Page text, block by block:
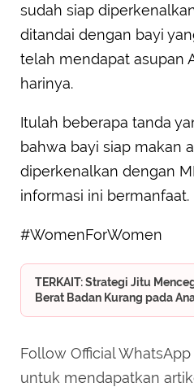
sudah siap
ditandai dengan bayi
telah mendapat asupan
harinya.
Itulah beberapa tanda
bahwa bayi siap makan
diperkenalkan dengan
informasi ini bermanfaat.
#WomenForWomen
TERKAIT: Strategi Jitu
Berat Badan Kurang pada
Follow Official
untuk mendapatkan